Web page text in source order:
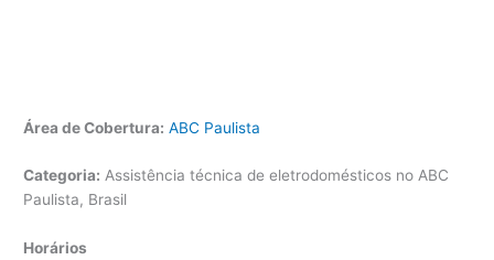
Área de Cobertura: ABC Paulista
Categoria: Assistência técnica de eletrodomésticos no ABC
Paulista, Brasil
Horários